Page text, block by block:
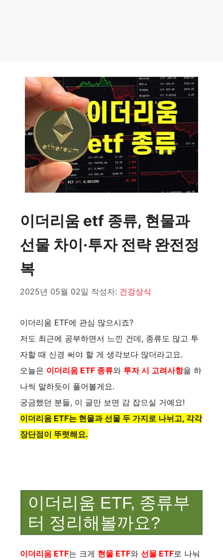
이더리움 etf 종류, 현물과
선물 차이·투자 전략 완전정
복
2025년 05월 02일 작성자: 건강상식
이더리움 ETF에 관심 많으시죠?
저도 최근에 공부하면서 느낀 건데, 종류도 많고 투
자할 때 신경 써야 할 게 생각보다 많더라고요.
오늘은 이더리움 ETF 종류와 투자 시 고려사항을 하
나씩 말하듯이 풀어볼게요.
궁금했던 분들, 이 글만 보면 감 잡으실 거예요!
이더리움 ETF는 현물과 선물 두 가지로 나뉘고, 각각
장단점이 뚜렷해요.
이더리움 ETF, 종류부
터 정리해볼까요? ️
이더리움 ETF는 크게 현물 ETF와 선물 ETF로 나눠